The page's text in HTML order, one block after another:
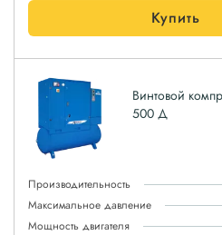
Купить
Винтовой
500 Д
Производительность
Максимальное давление
Мощность двигателя